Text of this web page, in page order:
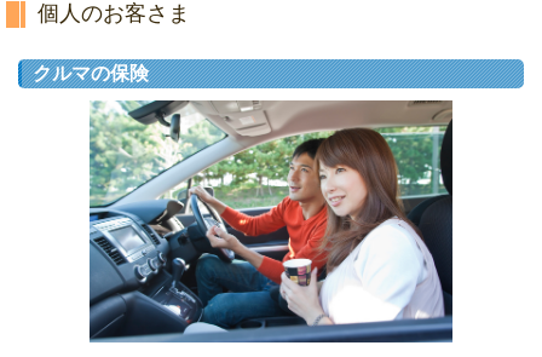
個人のお客さま
クルマの保険